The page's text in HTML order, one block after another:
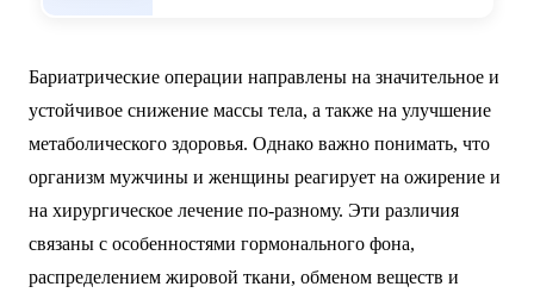
Бариатрические операции направлены на значительное и
устойчивое снижение массы тела, а также на улучшение
метаболического здоровья. Однако важно понимать, что
организм мужчины и женщины реагирует на ожирение и
на хирургическое лечение по-разному. Эти различия
связаны с особенностями гормонального фона,
распределением жировой ткани, обменом веществ и